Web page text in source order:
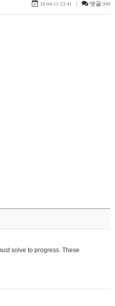
18-04-11 23:41 | 댓글 949
solve to progress. These